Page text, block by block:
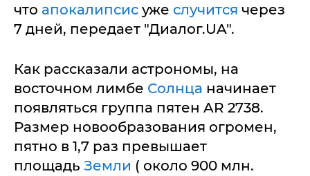
что апокалипсис уже случится через
7 дней, передает "Диалог.UA".
Как рассказали астрономы, на
восточном лимбе Солнца начинает
появляться группа пятен AR 2738.
Размер новообразования огромен,
пятно в 1,7 раз превышает
площадь Земли ( около 900 млн.